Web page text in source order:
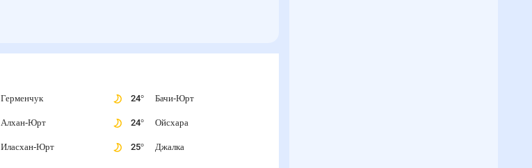
Герменчук
Алхан-Юрт
Иласхан-Юрт
24° Бачи-Юрт
24° Ойсхара
25° Джалка